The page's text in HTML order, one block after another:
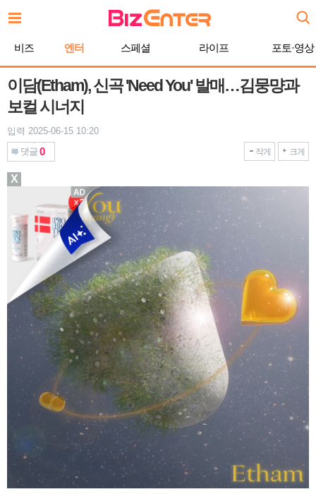
문
비즈 엔터 스페셜 라이프 포토·영상
이담(Etham), 신곡 'Need You' 발매…김뭉먕과
보컬 시너지
입력 2025-06-15 10:20
댓글 0 작게 크게
X